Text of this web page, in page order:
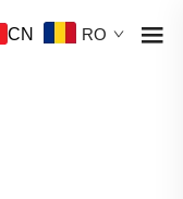
CN RO